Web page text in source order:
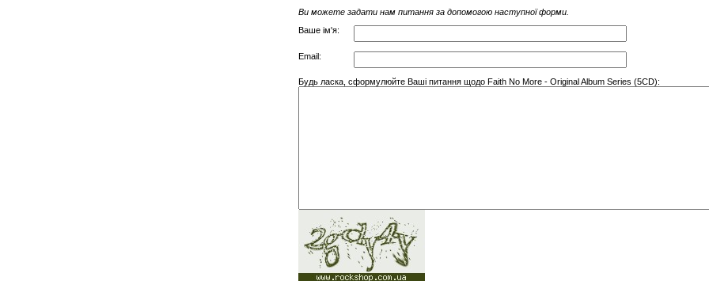
Ви можете задати нам питання за допомогою наступної форми.
Ваше ім'я:
Email:
Будь ласка, сформулюйте Ваші питання щодо Faith No More - Original Album Series (5CD):